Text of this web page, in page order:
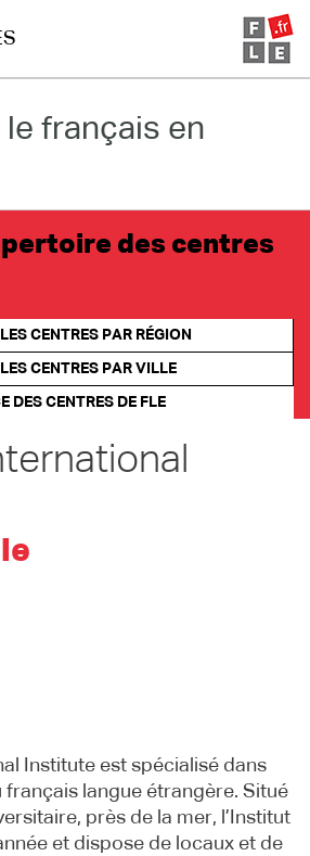
ligne
français en
des centres
CENTRES PAR RÉGION
CENTRES PAR VILLE
DES CENTRES DE FLE
Institute est spécialisé dans
français langue étrangère. Situé
près de la mer, l’Institut
et dispose de locaux et de